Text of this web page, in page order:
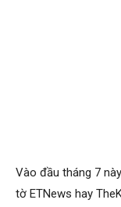
Vào đầu tháng 7
tờ ETNews hay